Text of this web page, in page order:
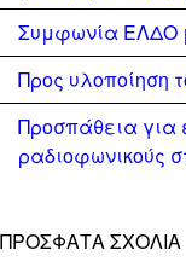
Συμφωνία ΕΛΔΟ
Προς υλοποίηση
Προσπάθεια για
ραδιοφωνικούς
ΠΡΌΣΦΑΤΑ ΣΧΌΛΙΑ